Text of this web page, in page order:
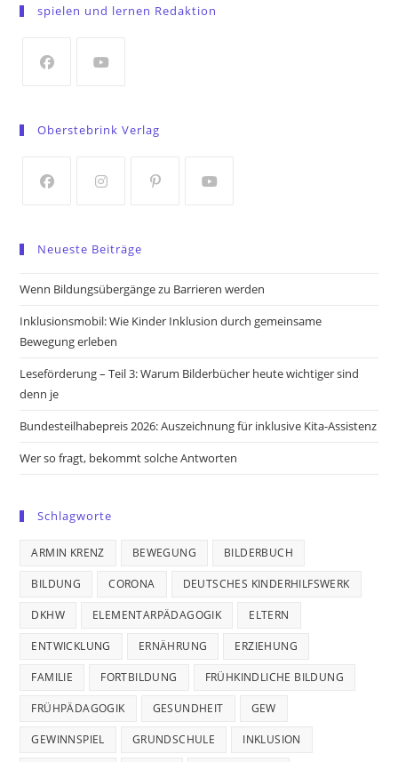
a
tab
spielen und lernen Redaktion
a
tab
tab
Oberstebrink Verlag
a
new
new
a
new
new
Neueste Beiträge
Wenn Bildungsübergänge zu Barrieren werden
Inklusionsmobil: Wie Kinder Inklusion durch gemeinsame
Bewegung erleben
Leseförderung – Teil 3: Warum Bilderbücher heute wichtiger sind
denn je
Bundesteilhabepreis 2026: Auszeichnung für inklusive Kita-Assistenz
Wer so fragt, bekommt solche Antworten
Schlagworte
ARMIN KRENZ BEWEGUNG BILDERBUCH
BILDUNG CORONA DEUTSCHES KINDERHILFSWERK
DKHW ELEMENTARPÄDAGOGIK ELTERN
ENTWICKLUNG ERNÄHRUNG ERZIEHUNG
FAMILIE FORTBILDUNG FRÜHKINDLICHE BILDUNG
FRÜHPÄDAGOGIK GESUNDHEIT GEW
GEWINNSPIEL GRUNDSCHULE INKLUSION